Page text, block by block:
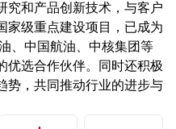
究和产品创新技术，与客户
家级重点建设项目，已成为
、中国航油、中核集团等
优选合作伙伴。同时还积极
势，共同推动行业的进步与